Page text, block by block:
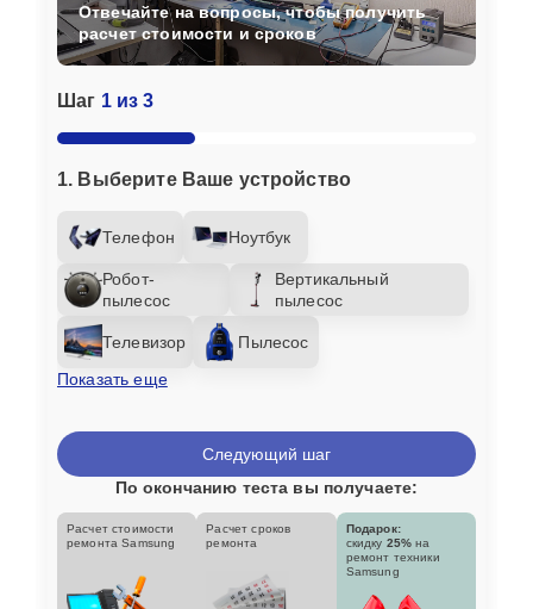
Шаг 1 из 3
1. Выберите Ваше устройство
Телефон Ноутбук
Робот-
пылесос
Вертикальный
пылесос
Телевизор
Пылесос
Показать еще
Отвечайте на вопросы, чтобы получить
расчет стоимости и сроков
Следующий шаг
По окончанию теста вы получаете:
Расчет стоимости
ремонта Samsung
Расчет сроков
ремонта
Подарок:
скидку 25% на
ремонт техники
Samsung